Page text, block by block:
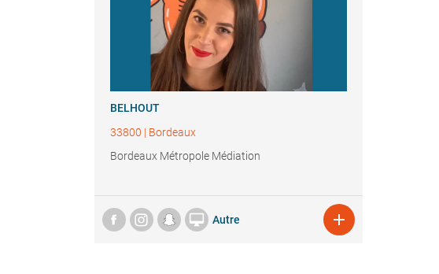
BELHOUT
33800 | Bordeaux
Bordeaux Métropole Médiation
 Autre 